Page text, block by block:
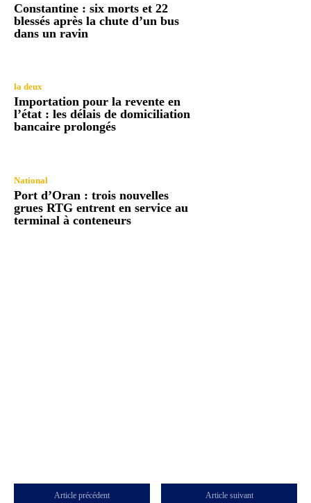
Constantine : six morts et 22
blessés après la chute d’un bus
dans un ravin
la deux
Importation pour la revente en
l’état : les délais de domiciliation
bancaire prolongés
National
Port d’Oran : trois nouvelles
grues RTG entrent en service au
terminal à conteneurs
Article précédent Article suivant